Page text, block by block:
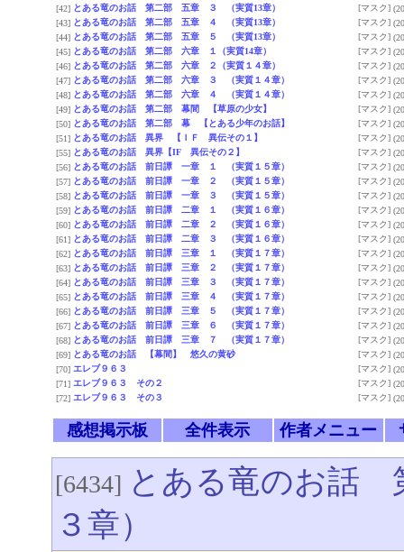
[42] とある竜のお話 第二部 五章 ３ （実質13章） [マスク]
[43] とある竜のお話 第二部 五章 ４ （実質13章） [マスク]
[44] とある竜のお話 第二部 五章 ５ （実質13章） [マスク]
[45] とある竜のお話 第二部 六章 １（実質14章） [マスク]
[46] とある竜のお話 第二部 六章 ２（実質１４章） [マスク]
[47] とある竜のお話 第二部 六章 ３ （実質１４章） [マスク]
[48] とある竜のお話 第二部 六章 ４ （実質１４章） [マスク]
[49] とある竜のお話 第二部 幕間 【草原の少女】 [マスク]
[50] とある竜のお話 第二部 幕 【とある少年のお話】 [マスク]
[51] とある竜のお話 異界 【ＩＦ 異伝その１】 [マスク]
[55] とある竜のお話 異界【IF 異伝その２】 [マスク]
[56] とある竜のお話 前日譚 一章 １ （実質１５章） [マスク]
[57] とある竜のお話 前日譚 一章 ２ （実質１５章） [マスク]
[58] とある竜のお話 前日譚 一章 ３ （実質１５章） [マスク]
[59] とある竜のお話 前日譚 二章 １ （実質１６章） [マスク]
[60] とある竜のお話 前日譚 二章 ２ （実質１６章） [マスク]
[61] とある竜のお話 前日譚 二章 ３ （実質１６章） [マスク]
[62] とある竜のお話 前日譚 三章 １ （実質１７章） [マスク]
[63] とある竜のお話 前日譚 三章 ２ （実質１７章） [マスク]
[64] とある竜のお話 前日譚 三章 ３ （実質１７章） [マスク]
[65] とある竜のお話 前日譚 三章 ４ （実質１７章） [マスク]
[66] とある竜のお話 前日譚 三章 ５ （実質１７章） [マスク]
[67] とある竜のお話 前日譚 三章 ６ （実質１７章） [マスク]
[68] とある竜のお話 前日譚 三章 ７ （実質１７章） [マスク]
[69] とある竜のお話 【幕間】 悠久の黄砂 [マスク]
[70] エレブ９６３ [マスク]
[71] エレブ９６３ その２ [マスク]
[72] エレブ９６３ その３ [マスク]
感想掲示板 全件表示 作者メニュー
[6434] とある竜のお
３章）